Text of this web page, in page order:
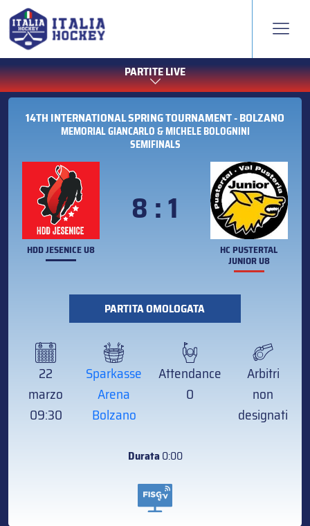
PARTITE LIVE
14TH INTERNATIONAL SPRING TOURNAMENT - BOLZANO
MEMORIAL GIANCARLO & MICHELE BOLOGNINI
SEMIFINALS
HDD JESENICE U8
8 : 1
HC PUSTERTAL
JUNIOR U8
PARTITA OMOLOGATA
22
marzo
09:30
Sparkasse
Arena
Bolzano
Attendance
0
Arbitri
non
designati
Durata0:00